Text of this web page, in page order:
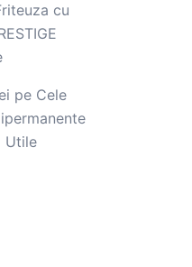
cu
pe Cele
Utile